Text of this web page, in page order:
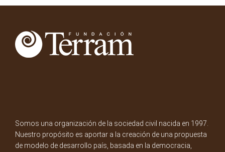
Somos una organización de la sociedad civil nacida en 1997.
Nuestro propósito es aportar a la creación de una propuesta
de modelo de desarrollo país, basada en la democracia,